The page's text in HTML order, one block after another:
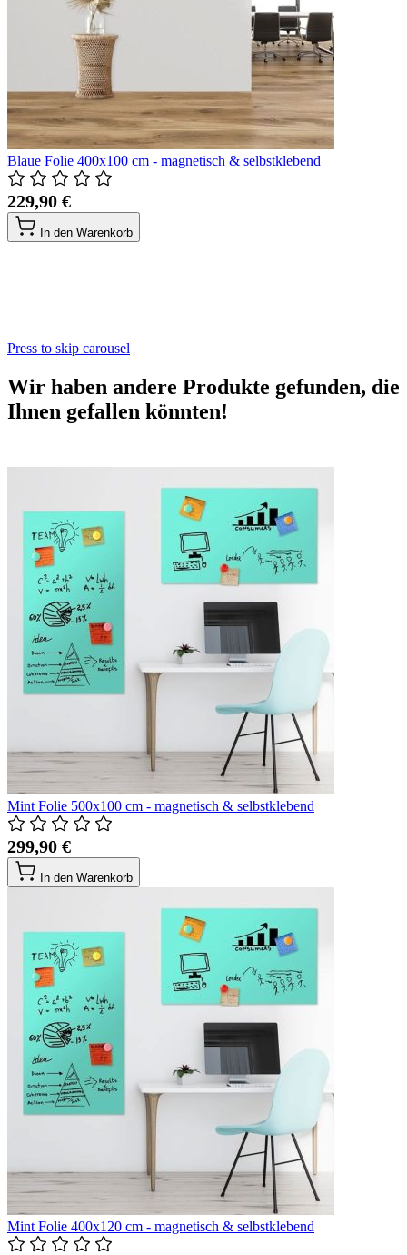
Blaue Folie 400x100 cm - magnetisch & selbstklebend
229,90 €
In den Warenkorb
Press to skip carousel
Wir haben andere Produkte gefunden, die
Ihnen gefallen könnten!
Mint Folie 500x100 cm - magnetisch & selbstklebend
299,90 €
In den Warenkorb
Mint Folie 400x120 cm - magnetisch & selbstklebend